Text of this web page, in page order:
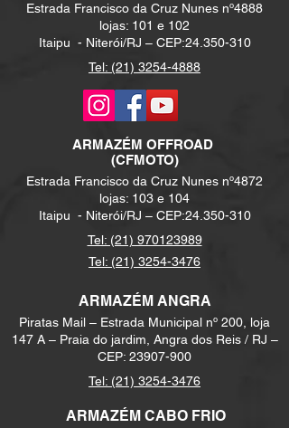
Estrada Francisco da Cruz Nunes nº4888
lojas: 101 e 102
Itaipu - Niterói/RJ – CEP:24.350-310
Tel: (21) 3254-4888
ARMAZÉM OFFROAD
(CFMOTO)
Estrada Francisco da Cruz Nunes nº4872
lojas: 103 e 104
Itaipu - Niterói/RJ – CEP:24.350-310
Tel: (21) 970123989
Tel: (21) 3254-3476
ARMAZÉM ANGRA
Piratas Mail – Estrada Municipal nº 200, loja
147 A – Praia do jardim, Angra dos Reis / RJ –
CEP: 23907-900
Tel: (21) 3254-3476
ARMAZÉM CABO FRIO